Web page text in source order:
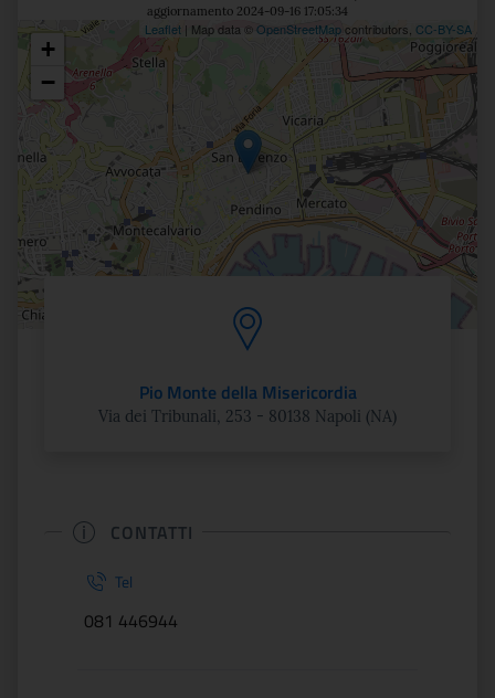
aggiornamento 2024-09-16 17:05:34
Posizione
+
−
Leaflet | Map data © OpenStreetMapcontributors, CC-BY-SA
Pio Monte della Misericordia
Via dei Tribunali, 253 - 80138 Napoli (NA)
CONTATTI
Tel
081 446944